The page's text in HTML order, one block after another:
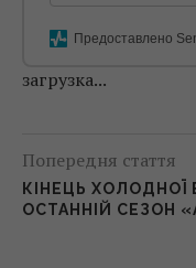
Предоставлено
загрузка...
Попередня стаття
КІНЕЦЬ ХОЛОДНОЇ
ОСТАННІЙ СЕЗОН